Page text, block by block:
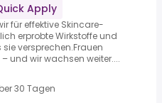
Apply
für effektive Skincare-
erprobte Wirkstoffe und
versprechen.Frauen
und wir wachsen weiter....
30 Tagen